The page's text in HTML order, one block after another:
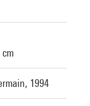
cm
1994